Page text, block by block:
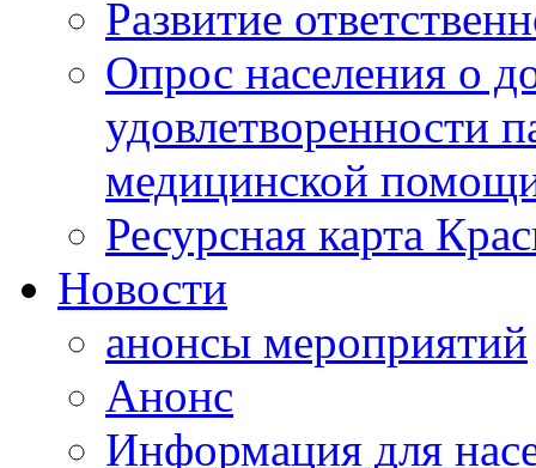
Развитие
Опрос населения о
удовлетворенности
медицинской
Ресурсная карта
Новости
анонсы мероприятий
Анонс
Информация для